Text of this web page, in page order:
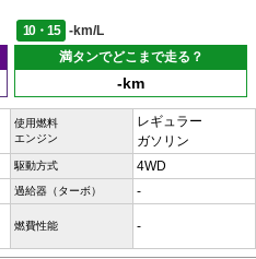
10・15
-km/L
満タンでどこまで走る？
-km
使用燃料
エンジン
レギュラー
ガソリン
駆動方式 4WD
過給器（ターボ） -
燃費性能 -